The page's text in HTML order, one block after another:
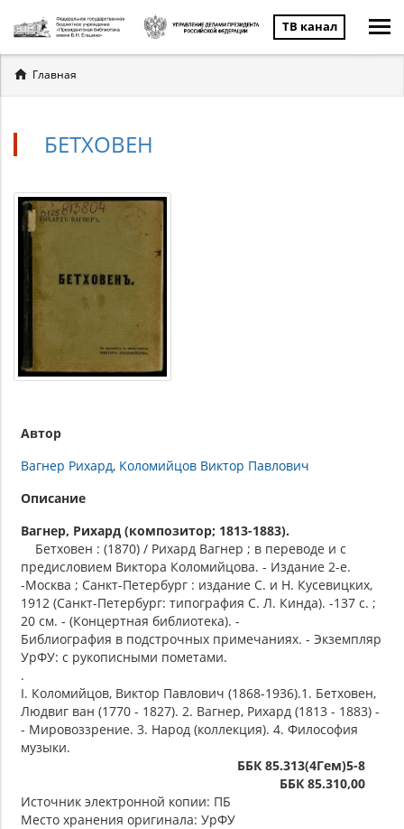
ТВ канал
Вы
здесь
Главная
БЕТХОВЕН
Автор
Вагнер Рихард Коломийцов Виктор Павлович
Описание
Вагнер, Рихард (композитор; 1813-1883).
Бетховен : (1870) / Рихард Вагнер ; в переводе и с
предисловием Виктора Коломийцова. - Издание 2-е.
-Москва ; Санкт-Петербург : издание С. и Н. Кусевицких,
1912 (Санкт-Петербург: типография С. Л. Кинда). -137 с. ;
20 см. - (Концертная библиотека). -
Библиография в подстрочных примечаниях. - Экземпляр
УрФУ: с рукописными пометами.
.
I. Коломийцов, Виктор Павлович (1868-1936).1. Бетховен,
Людвиг ван (1770 - 1827). 2. Вагнер, Рихард (1813 - 1883) -
- Мировоззрение. 3. Народ (коллекция). 4. Философия
музыки.
ББК 85.313(4Гем)5-8
ББК 85.310,00
Источник электронной копии: ПБ
Место хранения оригинала: УрФУ